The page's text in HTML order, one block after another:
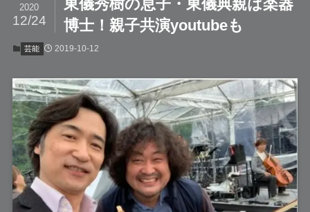
東儀秀樹の息子・東儀典親は楽器
博士！親子共演youtubeも
2020
12/24
芸能 2019-10-12